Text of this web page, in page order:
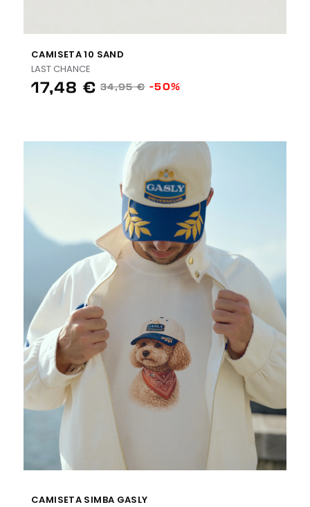
CAMISETA 10 SAND
LAST CHANCE
17,48 € 34,95 € -50%
CAMISETA SIMBA GASLY